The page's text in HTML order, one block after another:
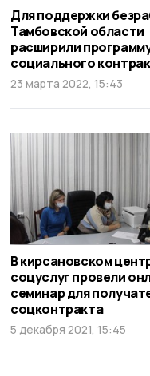
Для поддержки
Тамбовской области
расширили
социального
23 марта 2022, 15:43
В кирсановском
соцуслуг провели
семинар для
соцконтракта
5 декабря 2021, 15:45